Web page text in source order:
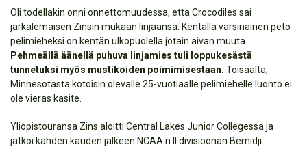
Oli todellakin onni onnettomuudessa, että Crocodiles sai
järkälemäisen Zinsin mukaan linjaansa. Kentällä varsinainen peto
pelimieheksi on kentän ulkopuolella jotain aivan muuta.
Pehmeällä äänellä puhuva linjamies tuli loppukesästä
tunnetuksi myös mustikoiden poimimisestaan. Toisaalta,
Minnesotasta kotoisin olevalle 25-vuotiaalle pelimiehelle luonto ei
ole vieras käsite.
Yliopistouransa Zins aloitti Central Lakes Junior Collegessa ja
jatkoi kahden kauden jälkeen NCAA:n II divisioonan Bemidji